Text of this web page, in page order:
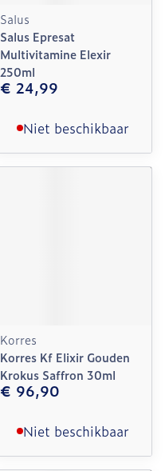
Salus
Salus Epresat
Multivitamine Elexir
250ml
€ 24,99
Niet beschikbaar
Korres
Korres Kf Elixir Gouden
Krokus Saffron 30ml
€ 96,90
Niet beschikbaar